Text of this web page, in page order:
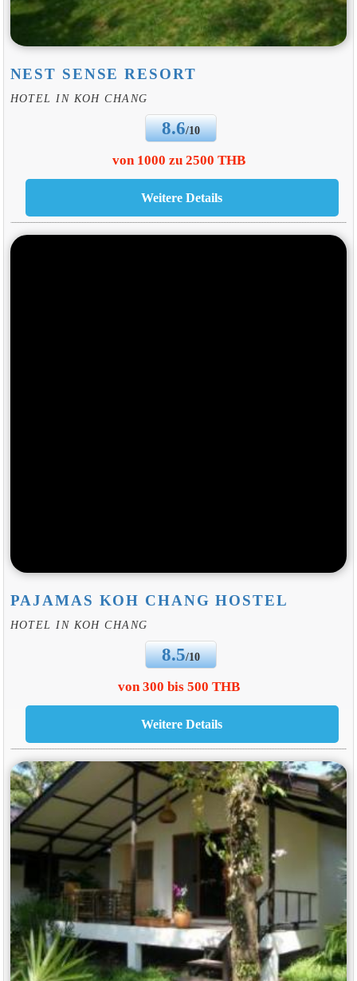
NEST SENSE RESORT
HOTEL IN KOH CHANG
8.6/10
von 1000 zu 2500 THB
PAJAMAS KOH CHANG HOSTEL
HOTEL IN KOH CHANG
8.5/10
von 300 bis 500 THB